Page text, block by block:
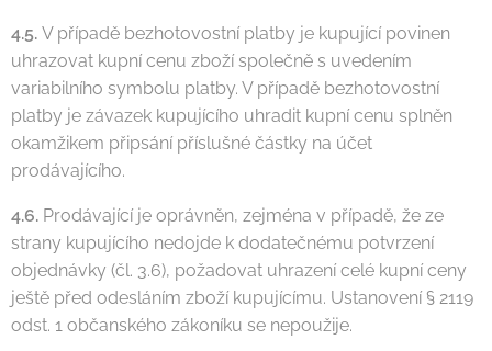
4.5. V případě bezhotovostní platby je kupující povinen
uhrazovat kupní cenu zboží společně s uvedením
variabilního symbolu platby. V případě bezhotovostní
platby je závazek kupujícího uhradit kupní cenu splněn
okamžikem připsání příslušné částky na účet
prodávajícího.
4.6. Prodávající je oprávněn, zejména v případě, že ze
strany kupujícího nedojde k dodatečnému potvrzení
objednávky (čl. 3.6), požadovat uhrazení celé kupní ceny
ještě před odesláním zboží kupujícímu. Ustanovení § 2119
odst. 1 občanského zákoníku se nepoužije.